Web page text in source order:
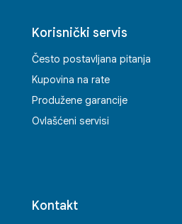
Korisnički servis
Često postavljana pitanja
Kupovina na rate
Produžene garancije
Ovlašćeni servisi
Kontakt